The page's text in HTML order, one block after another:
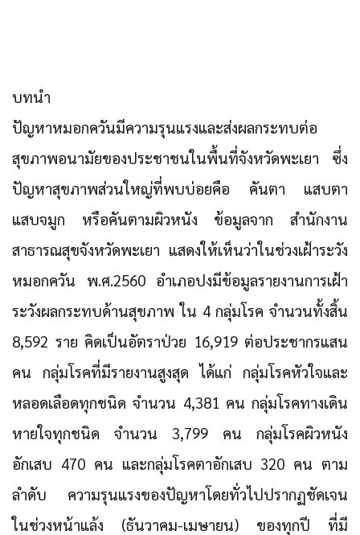
บทนำ
ปัญหาหมอกควันมีความรุนแรงและส่งผลกระทบต่อ
สุขภาพอนามัยของประชาชนในพื้นที่จังหวัดพะเยา ซึ่ง
ปัญหาสุขภาพส่วนใหญ่ที่พบบ่อยคือ คันตา แสบตา
แสบจมูก หรือคันตามผิวหนัง ข้อมูลจาก สำนักงาน
สาธารณสุขจังหวัดพะเยา แสดงให้เห็นว่าในช่วงเฝ้าระวัง
หมอกควัน พ.ศ.2560 อำเภอปงมีข้อมูลรายงานการเฝ้า
ระวังผลกระทบด้านสุขภาพ ใน 4 กลุ่มโรค จำนวนทั้งสิ้น
8,592 ราย คิดเป็นอัตราป่วย 16,919 ต่อประชากรแสน
คน กลุ่มโรคที่มีรายงานสูงสุด ได้แก่ กลุ่มโรคหัวใจและ
หลอดเลือดทุกชนิด จำนวน 4,381 คน กลุ่มโรคทางเดิน
หายใจทุกชนิด จำนวน 3,799 คน กลุ่มโรคผิวหนัง
อักเสบ 470 คน และกลุ่มโรคตาอักเสบ 320 คน ตาม
ลำดับ ความรุนแรงของปัญหาโดยทั่วไปปรากฏชัดเจน
ในช่วงหน้าแล้ง (ธันวาคม-เมษายน) ของทุกปี ที่มี